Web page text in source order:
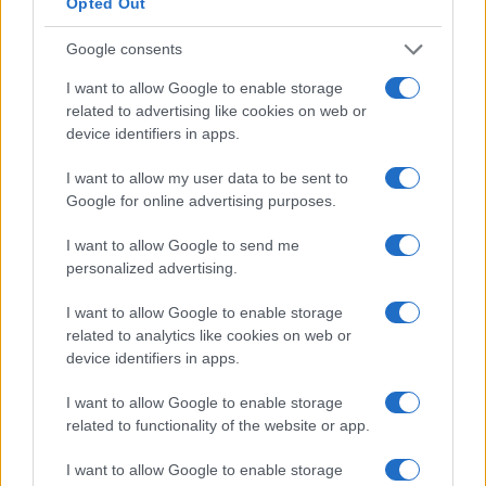
Google consents
I want to allow Google to enable storage
related to advertising like cookies on web or
device identifiers in apps.
I want to allow my user data to be sent to
Google for online advertising purposes.
I want to allow Google to send me
personalized advertising.
I want to allow Google to enable storage
related to analytics like cookies on web or
device identifiers in apps.
I want to allow Google to enable storage
related to functionality of the website or app.
I want to allow Google to enable storage
Non puoi davvero aspettarti alcun aumento di
stipendio durante il periodo di studio, ammesso che
tu abbia già un lavoro. Nella maggior parte dei casi,
una volta completata l’istruzione e conseguito il
titolo, viene effettuata una revisione dello stipendio.
Molte persone perseguono l’istruzione superiore
numeri sembrano supportare la teoria. L’aumento
medio della retribuzione durante il cambio di lavoro
è di circa il 10% in più rispetto al consueto aumento
di stipendio.
Se puoi permetterti i costi dell’istruzione superiore,
ne vale sicuramente la pena. Dovresti essere in